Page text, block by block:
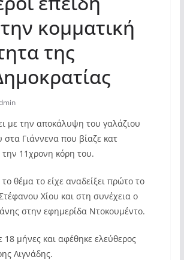
κομματική
της
με την αποκάλυψη του γαλάζιου
στα Γιάννενα που βίαζε κατ
11χρονη κόρη του.
θέμα το είχε αναδείξει πρώτο το
Χίου και στη συνέχεια ο
στην εφημερίδα Ντοκουμέντο.
18 μήνες και αφέθηκε ελεύθερος
Λιγνάδης.